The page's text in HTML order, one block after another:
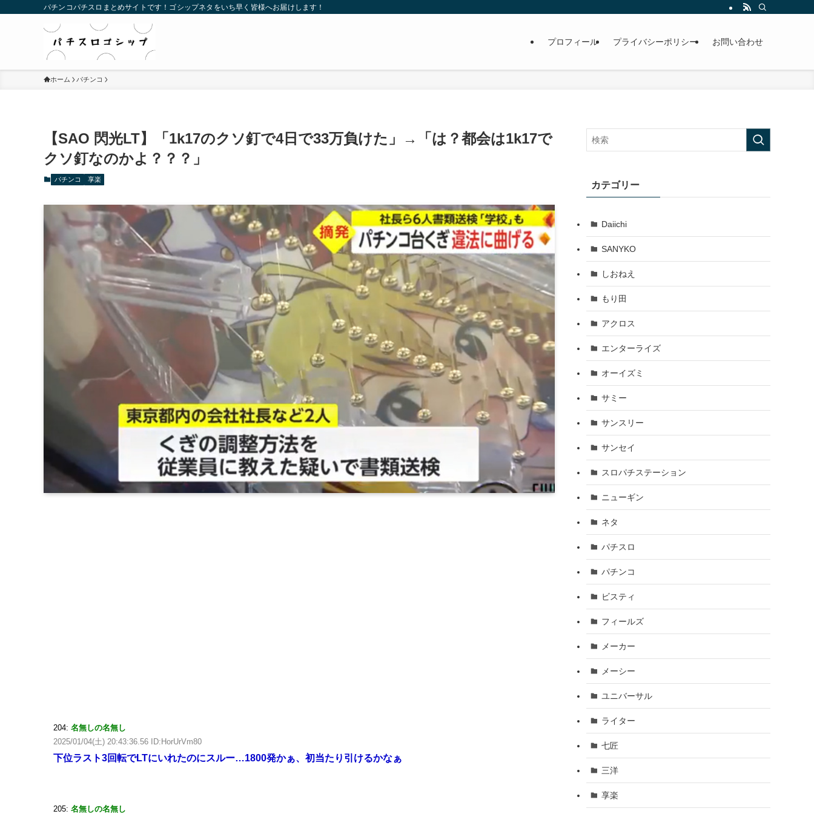
パチンコパチスロまとめサイトです！ゴシップネタをいち早く皆様へお届けします！
プロフィール プライバシーポリシー お問い合わせ
ホーム パチンコ
【SAO 閃光LT】「1k17のクソ釘で4日で33万負けた」→「は？都会は1k17で
クソ釘なのかよ？？？」
パチンコ 享楽
204: 名無しの名無し
2025/01/04(土) 20:43:36.56 ID:HorUrVm80
下位ラスト3回転でLTにいれたのにスルー…1800発かぁ、初当たり引けるかなぁ
205: 名無しの名無し
カテゴリー
Daiichi
SANYKO
しおねえ
もり田
アクロス
エンターライズ
オーイズミ
サミー
サンスリー
サンセイ
スロパチステーション
ニューギン
ネタ
パチスロ
パチンコ
ビスティ
フィールズ
メーカー
メーシー
ユニバーサル
ライター
七匠
三洋
享楽